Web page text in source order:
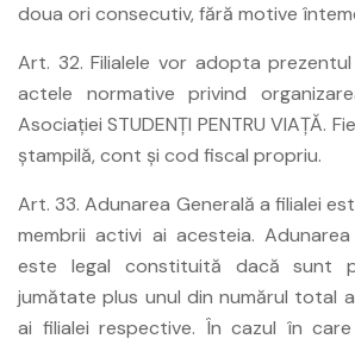
doua ori consecutiv, fără motive
Art. 32. Filialele vor adopta
actele normative privind
Asociaţiei STUDENŢI PENTRU VIAŢĂ.
ştampilă, cont şi cod fiscal propriu.
Art. 33. Adunarea Generală a filialei
membrii activi ai acesteia.
este legal constituită dacă sunt
jumătate plus unul din numărul total
ai filialei respective. În cazul în